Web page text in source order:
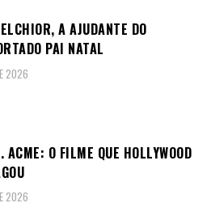
A AJUDANTE DO
PAI NATAL
2026
ACME: O FILME QUE HOLLYWOOD
2026